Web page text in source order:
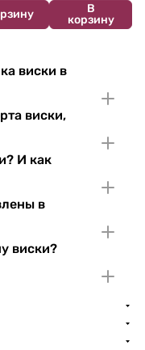
В
корзину
виски в
виски,
И как
в
виски?